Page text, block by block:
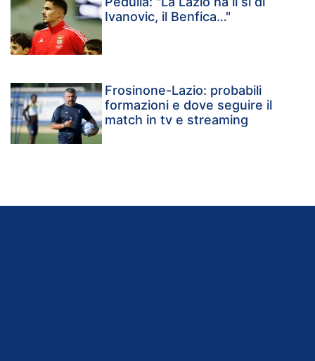
Ivanovic, il Benfica…"
Frosinone-Lazio: probabili
formazioni e dove seguire il
match in tv e streaming